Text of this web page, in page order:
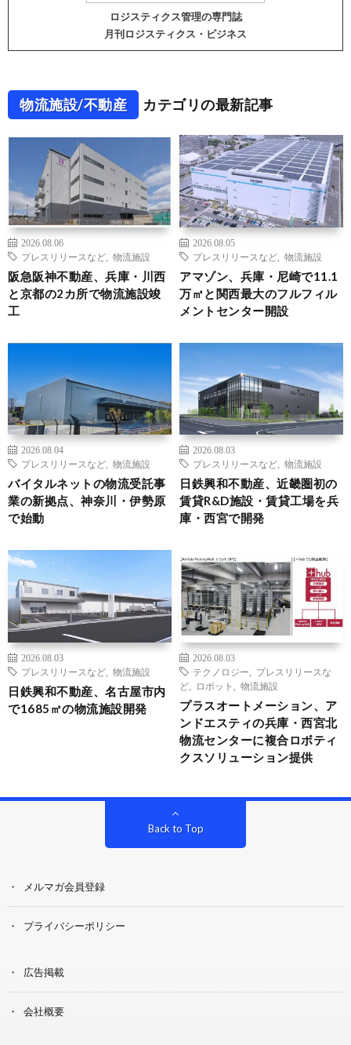
ロジスティクス管理の専門誌
月刊ロジスティクス・ビジネス
物流施設/不動産 カテゴリの最新記事
2026.08.06
プレスリリースなど
物流施設
阪急阪神不動産、兵庫・川西
と京都の2カ所で物流施設竣
工
2026.08.05
プレスリリースなど
物流施設
アマゾン、兵庫・尼崎で11.1
万㎡と関西最大のフルフィル
メントセンター開設
2026.08.04
プレスリリースなど
物流施設
バイタルネットの物流受託事
業の新拠点、神奈川・伊勢原
で始動
2026.08.03
プレスリリースなど
物流施設
日鉄興和不動産、近畿圏初の
賃貸R&D施設・賃貸工場を兵
庫・西宮で開発
2026.08.03
プレスリリースなど
物流施設
日鉄興和不動産、名古屋市内
で1685㎡の物流施設開発
2026.08.03
テクノロジー
プレスリリースな
ど
ロボット 物流施設
プラスオートメーション、ア
ンドエスティの兵庫・西宮北
物流センターに複合ロボティ
クスソリューション提供
Back to Top
メルマガ会員登録
プライバシーポリシー
広告掲載
会社概要